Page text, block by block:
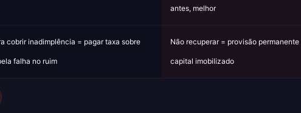
antes, melhor
cobrir inadimplência = pagar taxa sobre
falha no ruim
Não recuperar = provisão permanente
capital imobilizado